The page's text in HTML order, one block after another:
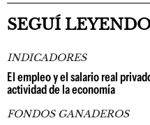
SEGUÍ
INDICADORES
El empleo y el salario real
actividad de la economía
FONDOS GANADEROS